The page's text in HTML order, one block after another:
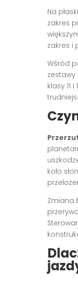
Na
zakres
zakres i
Wśród
klasy 11
koło
Zmiana